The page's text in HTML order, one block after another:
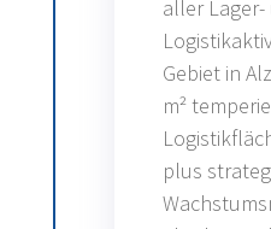
aller Lager-
Gebiet in
m²
plus